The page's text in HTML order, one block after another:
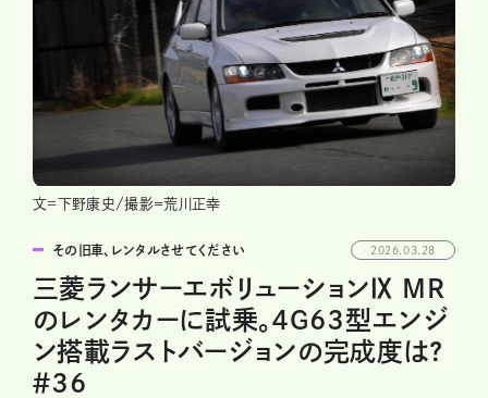
文=下野康史/撮影＝荒川正幸
その旧車、レンタルさせてください 2026.03.28
三菱ランサーエボリューションⅨ MR
のレンタカーに試乗。４G63型エンジ
ン搭載ラストバージョンの完成度は?
＃36